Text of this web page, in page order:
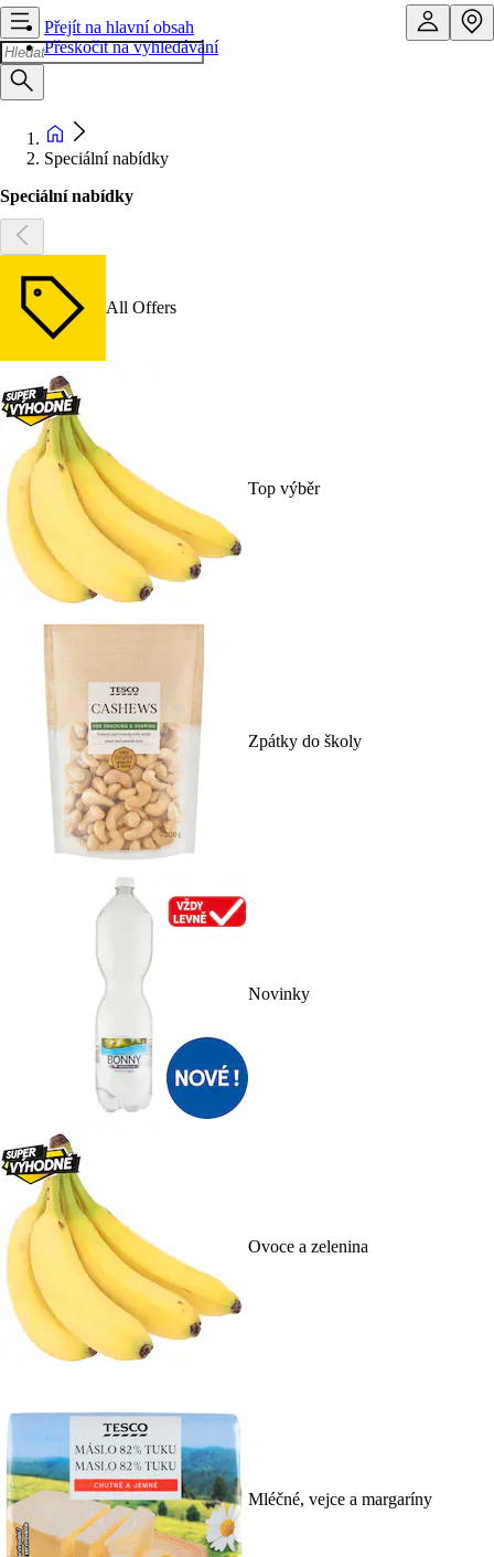
Přejít na hlavní obsah
Přeskočit na vyhledávání
Speciální nabídky
Speciální nabídky
All Offers
Top výběr
Zpátky do školy
Novinky
Ovoce a zelenina
Mléčné, vejce a margaríny